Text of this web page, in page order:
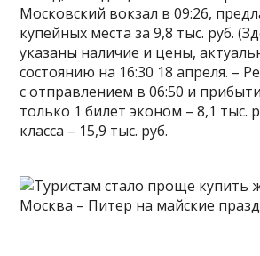
Московский вокзал в 09:26,
купейных места за 9,8 тыс. руб.
указаны наличие и цены,
состоянию на 16:30 18 апреля. –
с отправлением в 06:50 и
только 1 билет эконом – 8,1 тыс.
класса – 15,9 тыс. руб.